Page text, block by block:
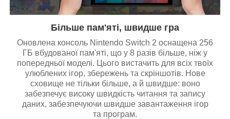
Більше пам'яті, швидше гра
Оновлена консоль Nintendo Switch 2 оснащена 256
ГБ вбудованої пам'яті, що у 8 разів більше, ніж у
попередньої моделі. Цього вистачить для всіх твоїх
улюблених ігор, збережень та скріншотів. Нове
сховище не тільки більше, а й швидше: воно
забезпечує високу швидкість читання та запису
даних, забезпечуючи швидше завантаження ігор
та програм.